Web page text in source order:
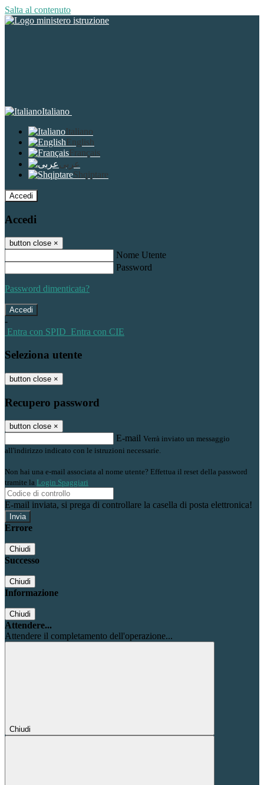
Salta al contenuto
Italiano
Italiano
English
Français
عربى
Shqiptare
Accedi
Accedi
button close ×
Nome Utente
Password
Password dimenticata?
-
Entra con SPID Entra con CIE
Seleziona utente
button close ×
Recupero password
button close ×
E-mail Verrà inviato un messaggio
all'indirizzo indicato con le istruzioni necessarie.
Non hai una e-mail associata al nome utente? Effettua il reset della password
tramite la Login Spaggiari
E-mail inviata, si prega di controllare la casella di posta elettronica!
Errore
Chiudi
Successo
Chiudi
Informazione
Chiudi
Attendere...
Attendere il completamento dell'operazione...
Chiudi